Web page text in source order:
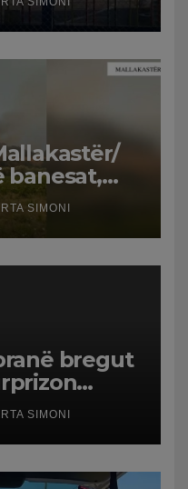
banesat,
familje
SIMONI
bregut
SIMONI